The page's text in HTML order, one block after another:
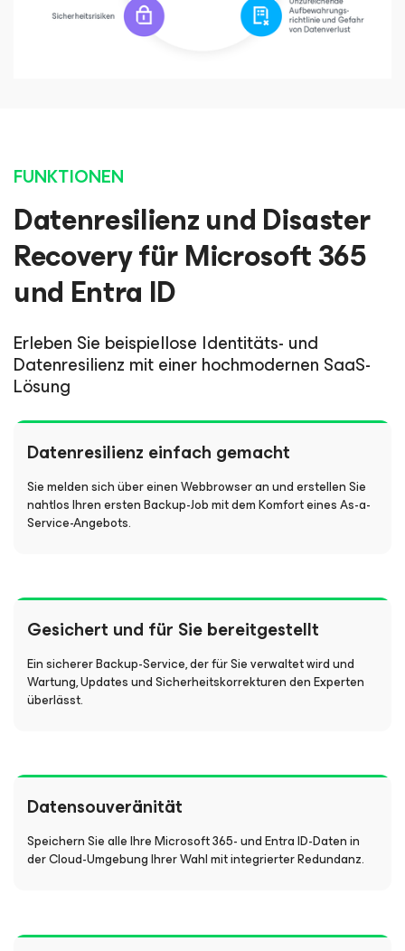
FUNKTIONEN
Datenresilienz und Disaster
Recovery für Microsoft 365
und Entra ID
Erleben Sie beispiellose Identitäts- und
Datenresilienz mit einer hochmodernen SaaS-
Lösung
Datenresilienz einfach gemacht
Sie melden sich über einen Webbrowser an und erstellen Sie
nahtlos Ihren ersten Backup-Job mit dem Komfort eines As-a-
Service-Angebots.
Gesichert und für Sie bereitgestellt
Ein sicherer Backup-Service, der für Sie verwaltet wird und
Wartung, Updates und Sicherheitskorrekturen den Experten
überlässt.
Datensouveränität
Speichern Sie alle Ihre Microsoft 365- und Entra ID-Daten in
der Cloud-Umgebung Ihrer Wahl mit integrierter Redundanz.